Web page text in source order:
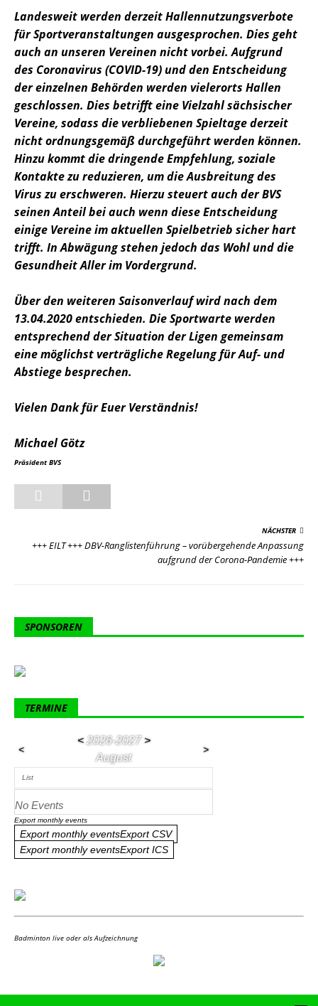
Landesweit werden derzeit Hallennutzungsverbote
für Sportveranstaltungen ausgesprochen. Dies geht
auch an unseren Vereinen nicht vorbei. Aufgrund
des Coronavirus (COVID-19) und den Entscheidung
der einzelnen Behörden werden vielerorts Hallen
geschlossen. Dies betrifft eine Vielzahl sächsischer
Vereine, sodass die verbliebenen Spieltage derzeit
nicht ordnungsgemäß durchgeführt werden können.
Hinzu kommt die dringende Empfehlung, soziale
Kontakte zu reduzieren, um die Ausbreitung des
Virus zu erschweren. Hierzu steuert auch der BVS
seinen Anteil bei auch wenn diese Entscheidung
einige Vereine im aktuellen Spielbetrieb sicher hart
trifft. In Abwägung stehen jedoch das Wohl und die
Gesundheit Aller im Vordergrund.
Über den weiteren Saisonverlauf wird nach dem
13.04.2020 entschieden. Die Sportwarte werden
entsprechend der Situation der Ligen gemeinsam
eine möglichst verträgliche Regelung für Auf- und
Abstiege besprechen.
Vielen Dank für Euer Verständnis!
Michael Götz
Präsident BVS
NÄCHSTER
+++ EILT +++ DBV-Ranglistenführung – vorübergehende Anpassung
aufgrund der Corona-Pandemie +++
SPONSOREN
TERMINE
<
<2026-2027 >
August
>
List
No Events
Export monthly events
Export monthly eventsExport CSV
Export monthly eventsExport ICS
Badminton live oder als Aufzeichnung